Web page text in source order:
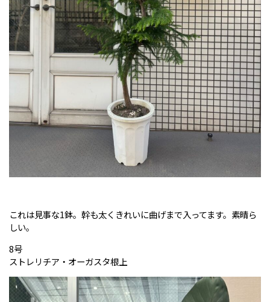
これは見事な1鉢。幹も太くきれいに曲げまで入ってます。素晴ら
しい。
8号
ストレリチア・オーガスタ根上